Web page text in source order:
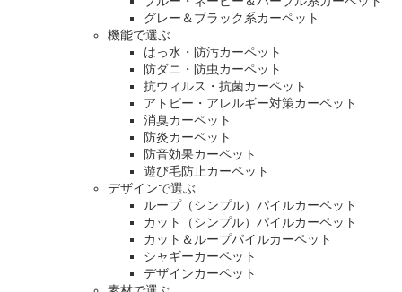
グレー＆ブラック系カーペット
機能で選ぶ
はっ水・防汚カーペット
防ダニ・防虫カーペット
抗ウィルス・抗菌カーペット
アトピー・アレルギー対策カーペット
消臭カーペット
防炎カーペット
防音効果カーペット
遊び毛防止カーペット
デザインで選ぶ
ループ（シンプル）パイルカーペット
カット（シンプル）パイルカーペット
カット＆ループパイルカーペット
シャギーカーペット
デザインカーペット